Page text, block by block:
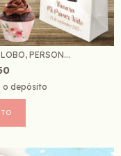
PERSON...
o depósito